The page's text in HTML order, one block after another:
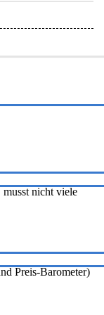
musst nicht viele
Preis-Barometer)